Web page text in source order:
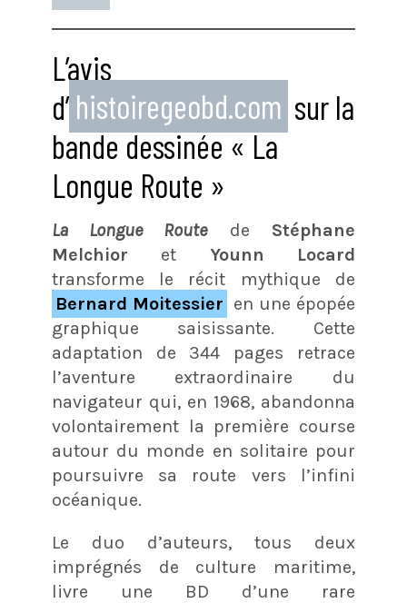
L’avis
d’ histoiregeobd.com sur la
bande dessinée « La
Longue Route »
La Longue Routede Stéphane
Melchior et Younn Locard
transforme le récit mythique de
Bernard Moitessier en une épopée
graphique saisissante. Cette
adaptation de 344 pages retrace
l’aventure extraordinaire du
navigateur qui, en 1968, abandonna
volontairement la première course
autour du monde en solitaire pour
poursuivre sa route vers l’infini
océanique.
Le duo d’auteurs, tous deux
imprégnés de culture maritime,
livre une BD d’une rare